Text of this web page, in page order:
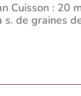
Cuisson : 20
s. de graines